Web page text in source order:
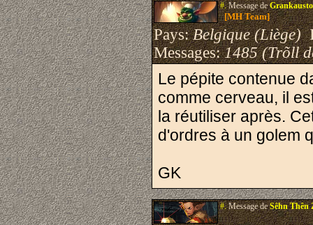
#.Message deGrankausto
[MH Team]
Pays:Belgique (Liège)
Messages:1485 (Trõll
Le pépite contenue
comme cerveau, il
la réutiliser après.
d'ordres à un golem
GK
#.Message deSêhn Thên